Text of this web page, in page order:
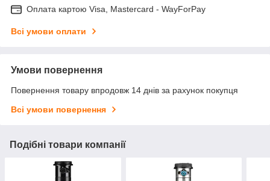
Оплата картою Visa, Mastercard - WayForPay
Всі умови оплати
Умови повернення
Повернення товару впродовж 14 днів за рахунок покупця
Всі умови повернення
Подібні товари компанії